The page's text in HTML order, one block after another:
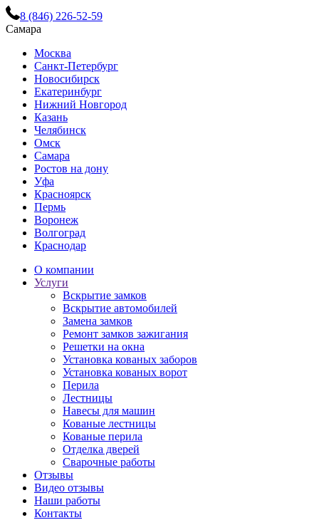
8 (846) 226-52-59
Самара
Москва
Санкт-Петербург
Новосибирск
Екатеринбург
Нижний Новгород
Казань
Челябинск
Омск
Самара
Ростов на дону
Уфа
Красноярск
Пермь
Воронеж
Волгоград
Краснодар
О компании
Услуги
Вскрытие замков
Вскрытие автомобилей
Замена замков
Ремонт замков зажигания
Решетки на окна
Установка кованых заборов
Установка кованых ворот
Перила
Лестницы
Навесы для машин
Кованые лестницы
Кованые перила
Отделка дверей
Сварочные работы
Отзывы
Видео отзывы
Наши работы
Контакты